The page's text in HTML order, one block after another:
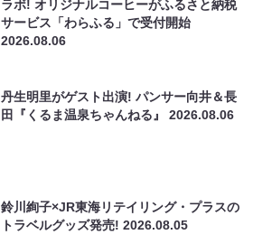
ラボ! オリジナルコーヒーがふるさと納税
サービス「わらふる」で受付開始
2026.08.06
丹生明里がゲスト出演! パンサー向井＆長
田『くるま温泉ちゃんねる』2026.08.06
鈴川絢子×JR東海リテイリング・プラスの
トラベルグッズ発売!2026.08.05